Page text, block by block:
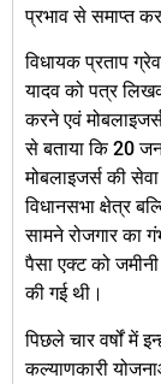
प्रभाव से समाप्त
विधायक प्रताप
यादव को पत्र
करने एवं
से बताया कि 20
मोबलाइजर्स की
विधानसभा क्षेत्र
सामने रोजगार का
पैसा एक्ट को
की गई थी।
पिछले चार वर्षों में
कल्याणकारी